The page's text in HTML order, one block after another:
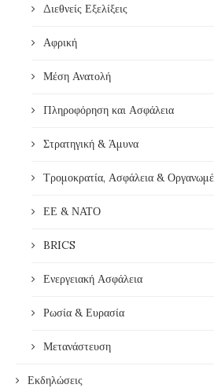
Διεθνείς Εξελίξεις
Αφρική
Μέση Ανατολή
Πληροφόρηση και Ασφάλεια
Στρατηγική & Άμυνα
Τρομοκρατία, Ασφάλεια &
ΕΕ & ΝΑΤΟ
BRICS
Ενεργειακή Ασφάλεια
Ρωσία & Ευρασία
Μετανάστευση
Εκδηλώσεις